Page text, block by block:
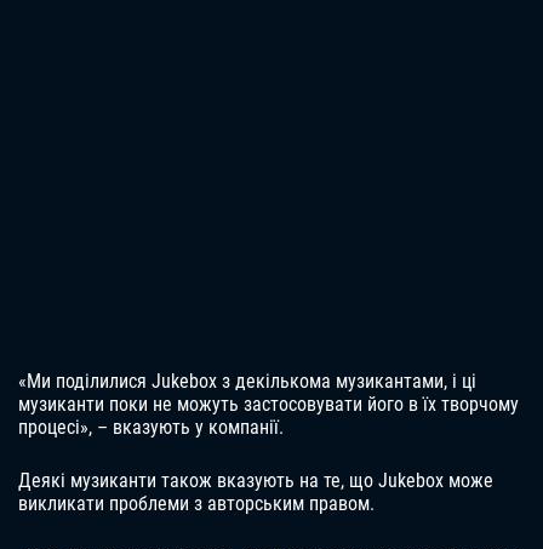
«Ми поділилися Jukebox з декількома музикантами, і ці
музиканти поки не можуть застосовувати його в їх творчому
процесі», – вказують у компанії.
Деякі музиканти також вказують на те, що Jukebox може
викликати проблеми з авторським правом.